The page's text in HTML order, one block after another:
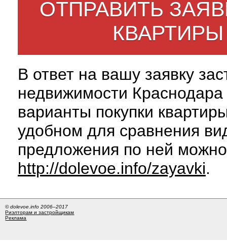
ОТПРАВИТЬ
В ответ на вашу заявку
недвижимости
варианты покупки
удобном для сравнения
предложения по ней
http://dolevoe.info/zayavki.
© dolevoe.info 2006–2017
Риэлторам и застройщикам
Реклама